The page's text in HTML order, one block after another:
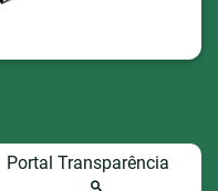
Portal Transparência